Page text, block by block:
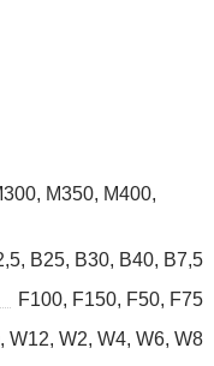
М350, М400,
В25, В30, В40, В7,5
F100, F150, F50, F75
W12, W2, W4, W6, W8